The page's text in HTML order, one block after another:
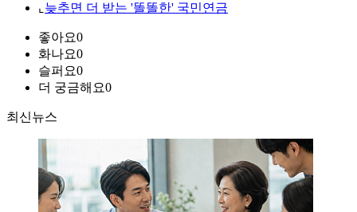
⌞ 늦추면 더 받는 '똘똘한' 국민연금
좋아요0
화나요0
슬퍼요0
더 궁금해요0
최신뉴스